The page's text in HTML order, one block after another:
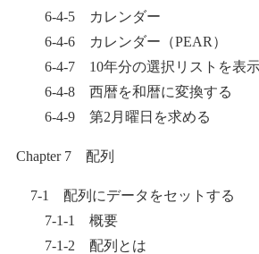
6-4-5 カレンダー
6-4-6 カレンダー（PEAR）
6-4-7 10年分の選択リストを表示
6-4-8 西暦を和暦に変換する
6-4-9 第2月曜日を求める
Chapter 7 配列
7-1 配列にデータをセットする
7-1-1 概要
7-1-2 配列とは